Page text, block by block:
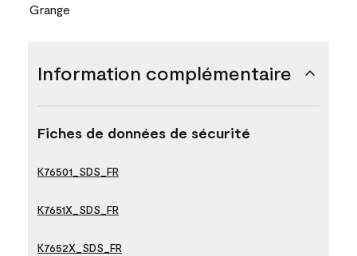
Grange
Information complémentaire
Fiches de données de sécurité
K76501_SDS_FR
K7651X_SDS_FR
K7652X_SDS_FR